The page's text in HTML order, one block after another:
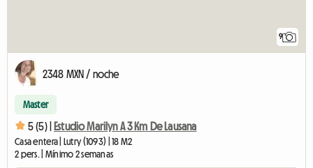
9
2348 MXN / noche
Master
5 (5) | Estudio Marilyn A 3 Km De Lausana
Casa entera | Lutry (1093) | 18 M2
2 pers. | Mínimo 2 semanas